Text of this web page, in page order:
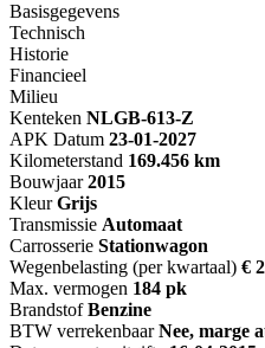
Basisgegevens
Technisch
Historie
Financieel
Milieu
Kenteken NLGB-613-Z
APK Datum 23-01-2027
Kilometerstand 169.456 km
Bouwjaar 2015
Kleur Grijs
Transmissie Automaat
Carrosserie Stationwagon
Wegenbelasting (per kwartaal) €
Max. vermogen 184 pk
Brandstof Benzine
BTW verrekenbaar Nee, marge